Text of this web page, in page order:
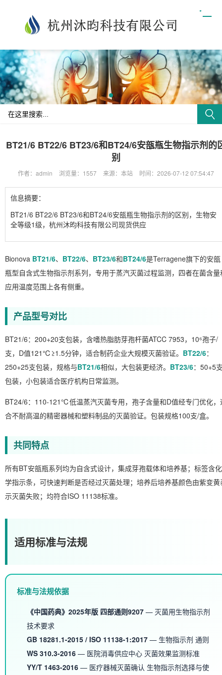
BT21/6 BT22/6 BT23/6和BT24/6安瓿瓶生物指示剂的
别
作者：admin 浏览量：1557 来源：本站 时间：2026-07-12 07:54:47
信息摘要：
BT21/6 BT22/6 BT23/6和BT24/6安瓿瓶生物指示剂的区别，生物安
全等级1级，杭州沐昀科技有限公司现货供应
Bionova BT21/6、 BT22/6、 BT23/6和BT24/6是Terragene旗下的安瓿
瓶型自含式生物指示剂系列，专用于蒸汽灭菌过程监测，四者在菌含量
应用温度范围上各有侧重。
产品型号对比
BT21/6：200+20支包装，含嗜热脂肪芽孢杆菌ATCC 7953，10⁶孢子/
支，D值121℃≥1.5分钟，适合制药企业大规模灭菌验证。 BT22/6：
250+25支包装，规格与BT21/6相似，大包装更经济。 BT23/6：50+5
包装，小包装适合医疗机构日常监测。
BT24/6：110-121℃低温蒸汽灭菌专用，孢子含量和D值经专门优化，
合不耐高温的精密器械和塑料制品的灭菌验证。包装规格100支/盒。
共同特点
所有BT安瓿瓶系列均为自含式设计，集成芽孢载体和培养基；标签含化
学指示条，可快速判断是否经过灭菌处理；培养后培养基颜色由紫变黄
示灭菌失败；均符合ISO 11138标准。
适用标准与法规
标准与法规依据
《中国药典》2025年版 四部通则9207 — 灭菌用生物指示剂
技术要求
GB 18281.1-2015 / ISO 11138-1:2017 — 生物指示剂 通则
WS 310.3-2016 — 医院消毒供应中心 灭菌效果监测标准
YY/T 1463-2016 — 医疗器械灭菌确认 生物指示剂选择与使